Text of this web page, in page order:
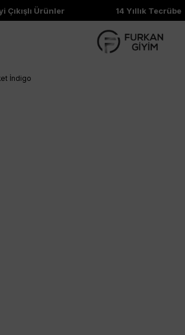
Ürünler 14 Yıllık Tecrübe
İndigo